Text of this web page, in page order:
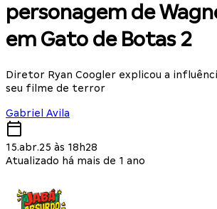
personagem de
em Gato de Botas 2
Diretor Ryan Coogler explicou a
seu filme de terror
Gabriel Avila
15.abr.25 às 18h28
Atualizado há mais de 1 ano